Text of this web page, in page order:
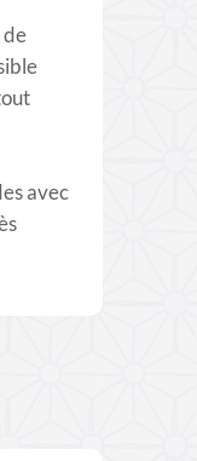
de
avec